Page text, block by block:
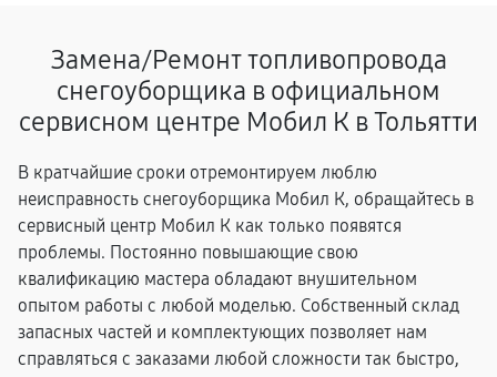
Замена/Pемонт топливопровода
снегоуборщика в официальном
сервисном центре Мобил К в Тольятти
В кратчайшие сроки отремонтируем люблю
неисправность снегоуборщика Мобил К, обращайтесь в
сервисный центр Мобил К как только появятся
проблемы. Постоянно повышающие свою
квалификацию мастера обладают внушительном
опытом работы с любой моделью. Собственный склад
запасных частей и комплектующих позволяет нам
справляться с заказами любой сложности так быстро,